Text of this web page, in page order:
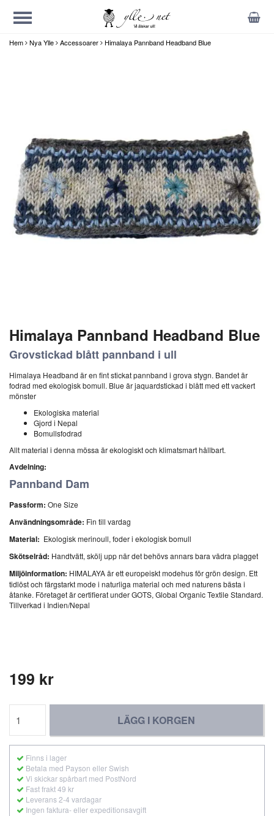
Hem Nya Ylle Accessoarer Himalaya Pannband Headband Blue
Himalaya Pannband Headband Blue
Grovstickad blått pannband i ull
Himalaya Headband är en fint stickat pannband i grova stygn. Bandet är
fodrad med ekologisk bomull. Blue är jaquardstickad i blått med ett vackert
mönster
Ekologiska material
Gjord i Nepal
Bomullsfodrad
Allt material i denna mössa är ekologiskt och klimatsmart hållbart.
Avdelning:
Pannband Dam
Passform: One Size
Användningsområde: Fin till vardag
Material: Ekologisk merinoull, foder i ekologisk bomull
Skötselråd: Handtvätt, skölj upp när det behövs annars bara vädra plagget
Miljöinformation: HIMALAYA är ett europeiskt modehus för grön design. Ett
tidlöst och färgstarkt mode i naturliga material och med naturens bästa i
åtanke. Företaget är certifierat under GOTS, Global Organic Textile Standard.
Tillverkad i Indien/Nepal
199 kr
LÄGG I KORGEN
Finns i lager
Betala med Payson eller Swish
Vi skickar spårbart med PostNord
Fast frakt 49 kr
Leverans 2-4 vardagar
Ingen faktura- eller expeditionsavgift